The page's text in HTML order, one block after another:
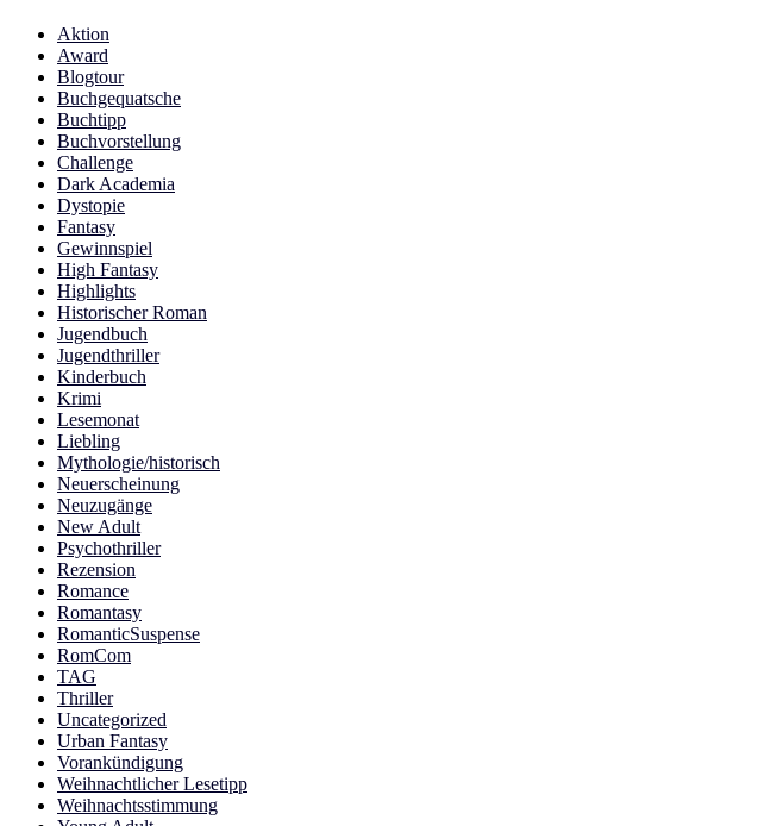
Aktion
Award
Blogtour
Buchgequatsche
Buchtipp
Buchvorstellung
Challenge
Dark Academia
Dystopie
Fantasy
Gewinnspiel
High Fantasy
Highlights
Historischer Roman
Jugendbuch
Jugendthriller
Kinderbuch
Krimi
Lesemonat
Liebling
Mythologie/historisch
Neuerscheinung
Neuzugänge
New Adult
Psychothriller
Rezension
Romance
Romantasy
RomanticSuspense
RomCom
TAG
Thriller
Uncategorized
Urban Fantasy
Vorankündigung
Weihnachtlicher Lesetipp
Weihnachtsstimmung